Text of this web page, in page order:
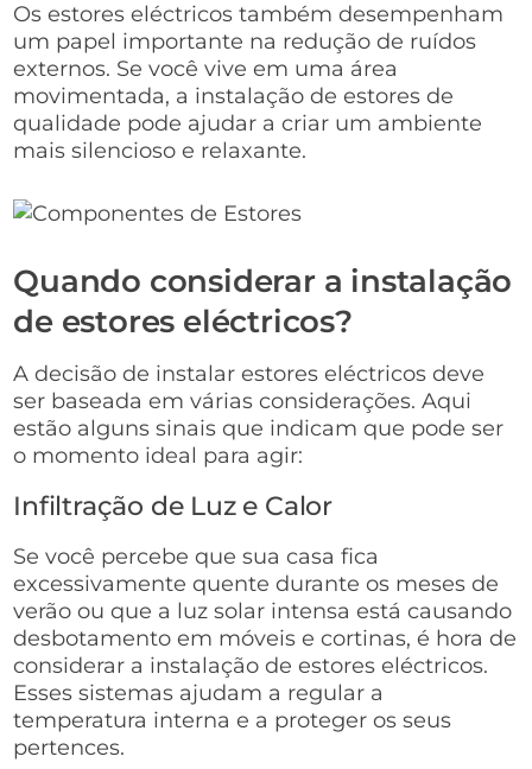
Os estores eléctricos também desempenham
um papel importante na redução de ruídos
externos. Se você vive em uma área
movimentada, a instalação de estores de
qualidade pode ajudar a criar um ambiente
mais silencioso e relaxante.
Quando considerar a instalação
de estores eléctricos?
A decisão de instalar estores eléctricos deve
ser baseada em várias considerações. Aqui
estão alguns sinais que indicam que pode ser
o momento ideal para agir:
Infiltração de Luz e Calor
Se você percebe que sua casa fica
excessivamente quente durante os meses de
verão ou que a luz solar intensa está causando
desbotamento em móveis e cortinas, é hora de
considerar a instalação de estores eléctricos.
Esses sistemas ajudam a regular a
temperatura interna e a proteger os seus
pertences.